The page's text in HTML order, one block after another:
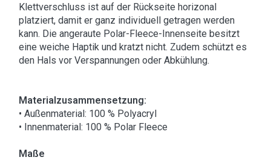
Klettverschluss ist auf der Rückseite horizonal
platziert, damit er ganz individuell getragen werden
kann. Die angeraute Polar-Fleece-Innenseite besitzt
eine weiche Haptik und kratzt nicht. Zudem schützt es
den Hals vor Verspannungen oder Abkühlung.
Materialzusammensetzung:
• Außenmaterial: 100 % Polyacryl
• Innenmaterial: 100 % Polar Fleece
Maße